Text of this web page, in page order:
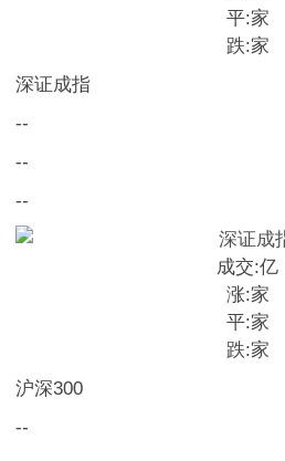
平:家
跌:家
深证成指
--
--
--
成交:亿
涨:家
平:家
跌:家
沪深300
--